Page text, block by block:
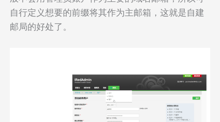
自行定义想要的前缀将其作为主邮箱，这就是自建
邮局的好处了。